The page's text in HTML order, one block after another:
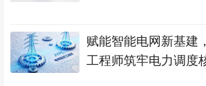
赋能智能电网新基建
工程师筑牢电力调度